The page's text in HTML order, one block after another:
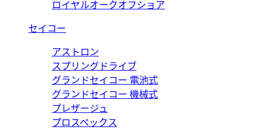
ロイヤルオークオフショア
セイコー
アストロン
スプリングドライブ
グランドセイコー 電池式
グランドセイコー 機械式
プレザージュ
プロスペックス